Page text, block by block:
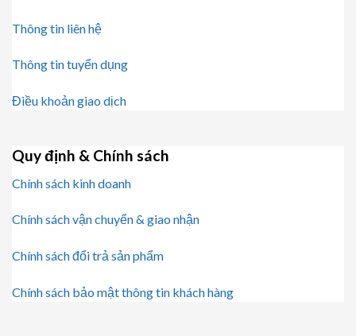
Thông tin liên hệ
Thông tin tuyển dụng
Điều khoản giao dịch
Quy định & Chính sách
Chính sách kinh doanh
Chính sách vận chuyển & giao nhận
Chính sách đổi trả sản phẩm
Chính sách bảo mật thông tin khách hàng